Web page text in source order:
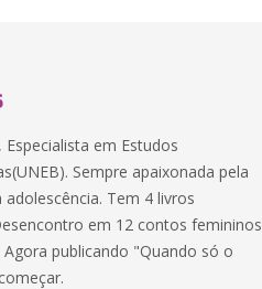
em Estudos
Sempre apaixonada pela
Tem 4 livros
em 12 contos femininos
publicando "Quando só o